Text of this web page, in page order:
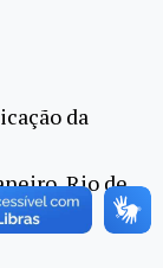
da
Rio de